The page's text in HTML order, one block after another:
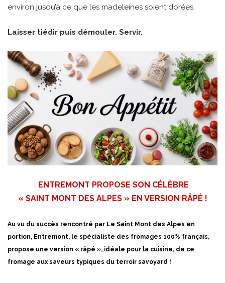
environ jusqu’à ce que les madeleines soient dorées.
Laisser tiédir puis démouler. Servir.
ENTREMONT PROPOSE SON CÉLÈBRE
« SAINT MONT DES ALPES » EN VERSION RÂPÉ !
Au vu du succès rencontré par Le Saint Mont des Alpes en
portion, Entremont, le spécialiste des fromages 100% français,
propose une version « râpé », idéale pour la cuisine, de ce
fromage aux saveurs typiques du terroir savoyard !